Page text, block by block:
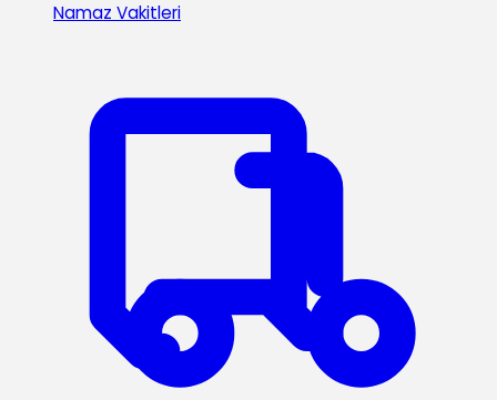
Namaz Vakitleri